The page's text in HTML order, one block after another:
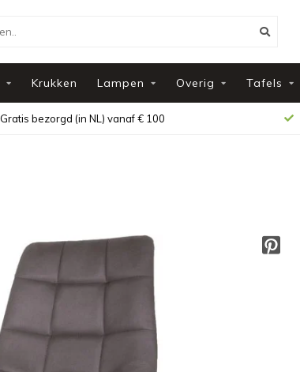
Krukken Lampen Overig Tafels
Gratis bezorgd (in NL) vanaf € 100